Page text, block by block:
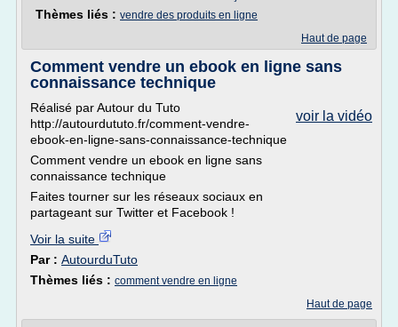
Thèmes liés : vendre des produits en ligne
Haut de page
Comment vendre un ebook en ligne sans
connaissance technique
voir la vidéo
Réalisé par Autour du Tuto
http://autourdututo.fr/comment-vendre-
ebook-en-ligne-sans-connaissance-technique
Comment vendre un ebook en ligne sans
connaissance technique
Faites tourner sur les réseaux sociaux en
partageant sur Twitter et Facebook !
Voir la suite
Par : AutourduTuto
Thèmes liés : comment vendre en ligne
Haut de page